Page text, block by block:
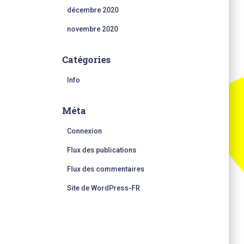
décembre 2020
novembre 2020
Catégories
Info
Méta
Connexion
Flux des publications
Flux des commentaires
Site de WordPress-FR